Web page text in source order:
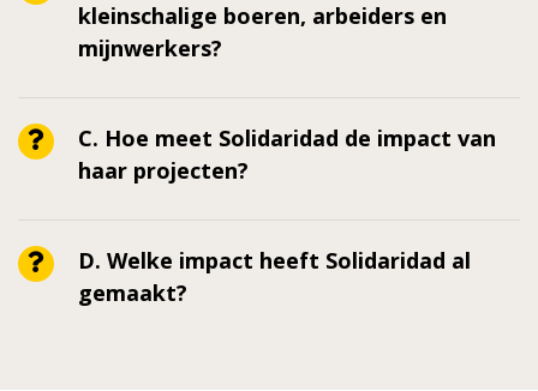
kleinschalige boeren, arbeiders en
mijnwerkers?
C. Hoe meet Solidaridad de impact van
haar projecten?
D. Welke impact heeft Solidaridad al
gemaakt?